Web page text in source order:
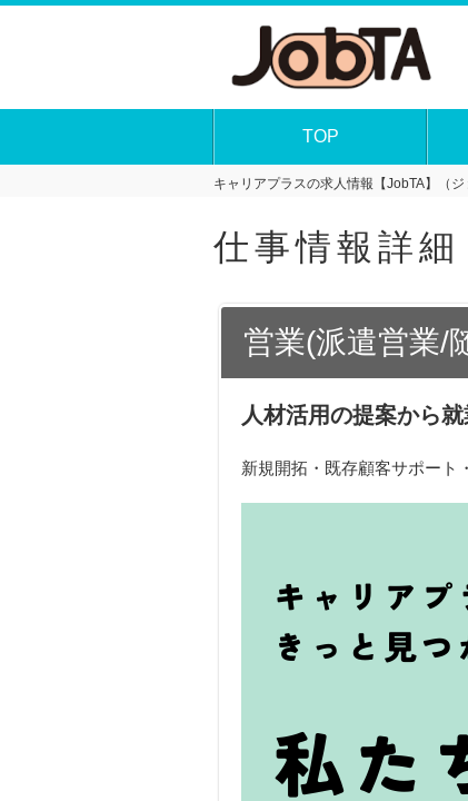
TOP
キャリアプラスの求人情報【JobTA】（
仕事情報詳細
営業(派遣営業/
人材活用の提案から
新規開拓・既存顧客サポート